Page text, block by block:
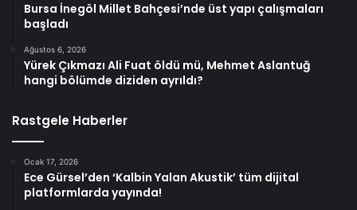
Bursa İnegöl Millet Bahçesi’nde üst yapı çalışmaları
başladı
Ağustos 6, 2026
Yürek Çıkmazı Ali Fuat öldü mü, Mehmet Aslantuğ
hangi bölümde diziden ayrıldı?
Rastgele Haberler
Ocak 17, 2026
Ece Gürsel’den ‘Kalbin Yalan Akustik’ tüm dijital
platformlarda yayında!